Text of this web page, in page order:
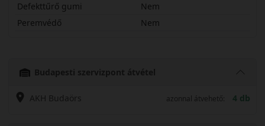
Defekttűrő gumi
Nem
Peremvédő
Nem
Budapesti szervizpont átvétel
AKH Budaörs azonnal átvehető: 4 db